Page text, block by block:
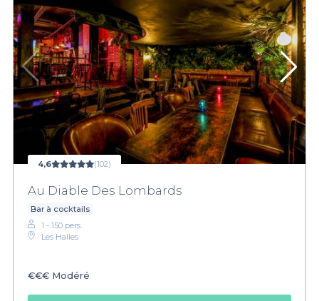
4,6 (102)
Au Diable Des Lombards
Bar à cocktails
1 - 150 pers.
Les Halles
€€€ Modéré